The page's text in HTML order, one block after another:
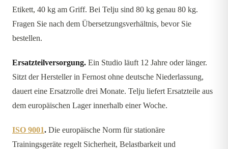
Etikett, 40 kg am Griff. Bei Telju sind 80 kg genau 80 kg.
Fragen Sie nach dem Übersetzungsverhältnis, bevor Sie
bestellen.
Ersatzteilversorgung. Ein Studio läuft 12 Jahre oder länger.
Sitzt der Hersteller in Fernost ohne deutsche Niederlassung,
dauert eine Ersatzrolle drei Monate. Telju liefert Ersatzteile aus
dem europäischen Lager innerhalb einer Woche.
ISO 9001. Die europäische Norm für stationäre
Trainingsgeräte regelt Sicherheit, Belastbarkeit und